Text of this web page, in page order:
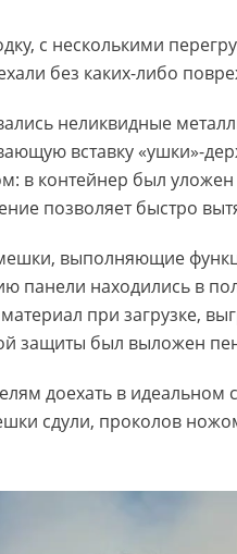
с несколькими
без каких-либо
неликвидные
вставку «ушки»-
в контейнер был уложен
позволяет быстро
выполняющие
панели находились в
при загрузке,
защиты был выложен
доехать в идеальном
сдули, проколов